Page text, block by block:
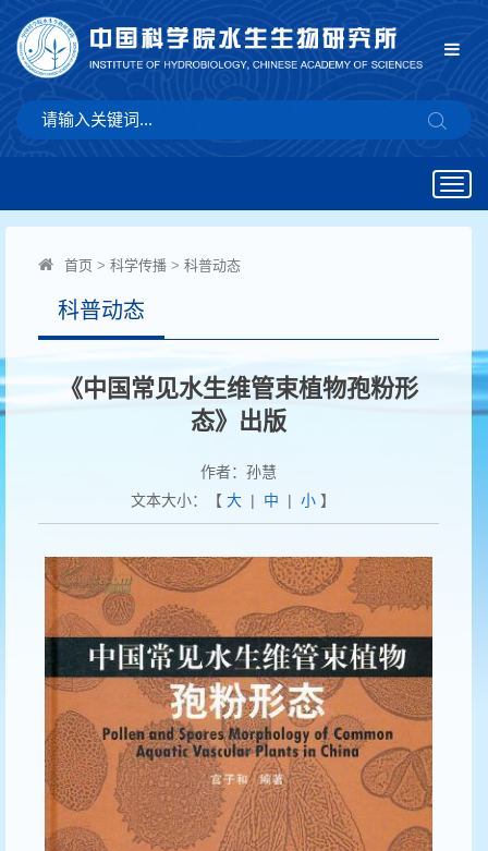
首页 > 科学传播 > 科普动态
科普动态
《中国常见水生维管束植物孢粉形
态》出版
作者：孙慧
文本大小：【 大| 中 | 小】